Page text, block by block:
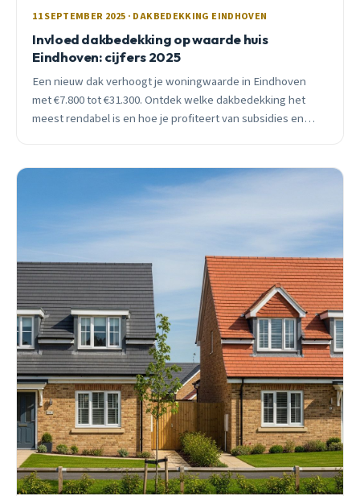
11 SEPTEMBER 2025 · DAKBEDEKKING EINDHOVEN
Invloed dakbedekking op waarde huis
Eindhoven: cijfers 2025
Een nieuw dak verhoogt je woningwaarde in Eindhoven
met €7.800 tot €31.300. Ontdek welke dakbedekking het
meest rendabel is en hoe je profiteert van subsidies en